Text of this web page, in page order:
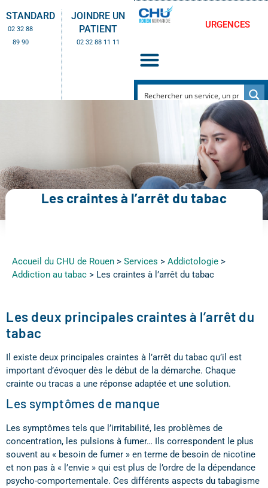
STANDARD
02 32 88
89 90
JOINDRE UN
PATIENT
02 32 88 11 11
URGENCES
Les craintes à l’arrêt du tabac
Accueil du CHU de Rouen > Services > Addictologie >
Addiction au tabac > Les craintes à l’arrêt du tabac
Les deux principales craintes à l’arrêt du
tabac
Il existe deux principales craintes à l’arrêt du tabac qu’il est
important d’évoquer dès le début de la démarche. Chaque
crainte ou tracas a une réponse adaptée et une solution.
Les symptômes de manque
Les symptômes tels que l’irritabilité, les problèmes de
concentration, les pulsions à fumer… Ils correspondent le plus
souvent au « besoin de fumer » en terme de besoin de nicotine
et non pas à « l’envie » qui est plus de l’ordre de la dépendance
psycho-comportementale. Ces différents aspects du tabagisme